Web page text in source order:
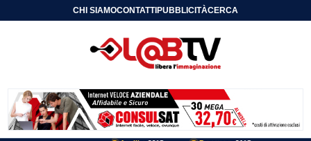
CHI SIAMOCONTATTIPUBBLICITÀCERCA